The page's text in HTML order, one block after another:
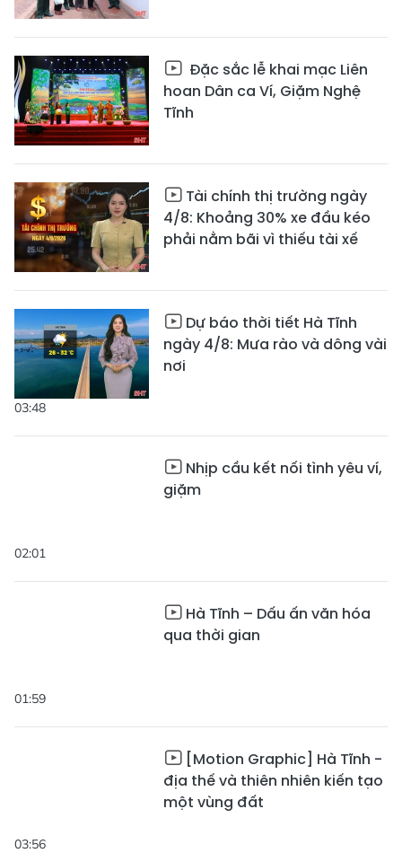
Đặc sắc lễ khai mạc Liên
hoan Dân ca Ví, Giặm Nghệ
Tĩnh
Tài chính thị trường ngày
4/8: Khoảng 30% xe đầu kéo
phải nằm bãi vì thiếu tài xế
03:48
Dự báo thời tiết Hà Tĩnh
ngày 4/8: Mưa rào và dông vài
nơi
02:01
Nhịp cầu kết nối tình yêu ví,
giặm
01:59
Hà Tĩnh – Dấu ấn văn hóa
qua thời gian
03:56
[Motion Graphic] Hà Tĩnh -
địa thế và thiên nhiên kiến tạo
một vùng đất